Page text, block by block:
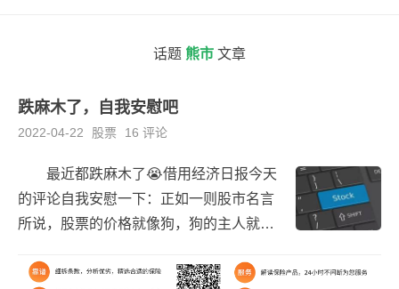
话题 熊市 文章
跌麻木了，自我安慰吧
2022-04-22 股票 16 评论
最近都跌麻木了😭借用经济日报今天
的评论自我安慰一下：正如一则股市名言
所说，股票的价格就像狗，狗的主人就像
总是会跑回主人的身边。 ​​​